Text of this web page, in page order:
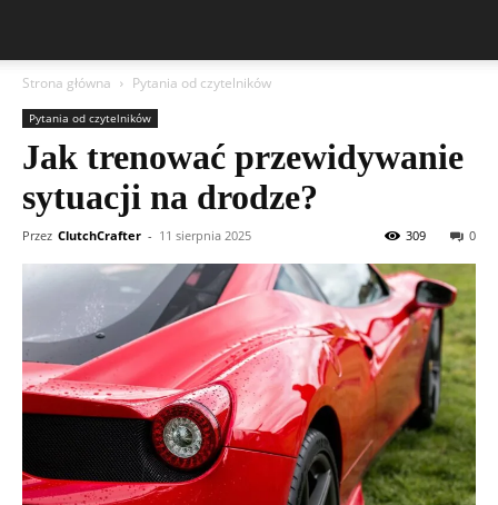
Strona główna Pytania od czytelników
Pytania od czytelników
Jak trenować przewidywanie
sytuacji na drodze?
Przez ClutchCrafter - 11 sierpnia 2025 0
309